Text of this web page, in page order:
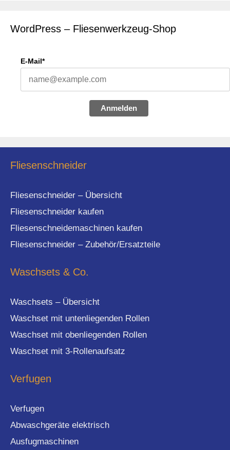
WordPress – Fliesenwerkzeug-Shop
E-Mail*
Anmelden
Fliesenschneider
Fliesenschneider – Übersicht
Fliesenschneider kaufen
Fliesenschneidemaschinen kaufen
Fliesenschneider – Zubehör/Ersatzteile
Waschsets & Co.
Waschsets – Übersicht
Waschset mit untenliegenden Rollen
Waschset mit obenliegenden Rollen
Waschset mit 3-Rollenaufsatz
Verfugen
Verfugen
Abwaschgeräte elektrisch
Ausfugmaschinen